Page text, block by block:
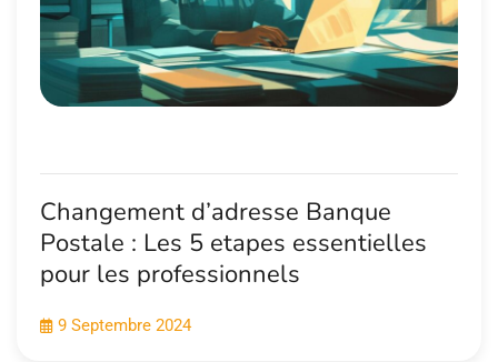
Changement d’adresse Banque
Postale : Les 5 etapes essentielles
pour les professionnels
9 Septembre 2024